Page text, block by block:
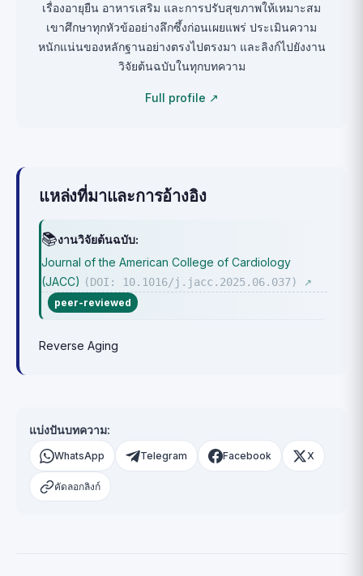
เรื่องอายุยืน อาหารเสริม และการปรับสุขภาพให้เหมาะสม
เขาศึกษาทุกหัวข้ออย่างลึกซึ้งก่อนเผยแพร่ ประเมินความ
หนักแน่นของหลักฐานอย่างตรงไปตรงมา และลิงก์ไปยังงาน
วิจัยต้นฉบับในทุกบทความ
Full profile ↗
แหล่งที่มาและการอ้างอิง
📚งานวิจัยต้นฉบับ:
Journal of the American College of Cardiology
(JACC) (DOI: 10.1016/j.jacc.2025.06.037)
↗
peer-reviewed
Reverse Aging
แบ่งปันบทความ:
WhatsApp Telegram Facebook X
คัดลอกลิงก์